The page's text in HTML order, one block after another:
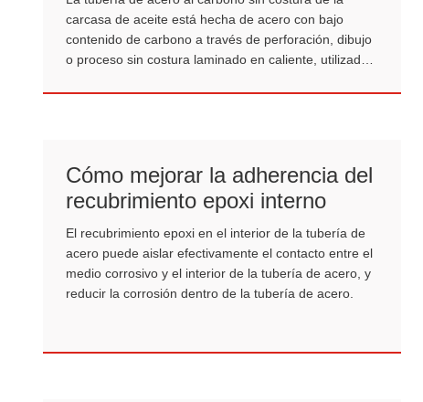
carcasa de aceite está hecha de acero con bajo
contenido de carbono a través de perforación, dibujo
o proceso sin costura laminado en caliente, utilizado
Cómo mejorar la adherencia del
recubrimiento epoxi interno
El recubrimiento epoxi en el interior de la tubería de
acero puede aislar efectivamente el contacto entre el
medio corrosivo y el interior de la tubería de acero, y
reducir la corrosión dentro de la tubería de acero.